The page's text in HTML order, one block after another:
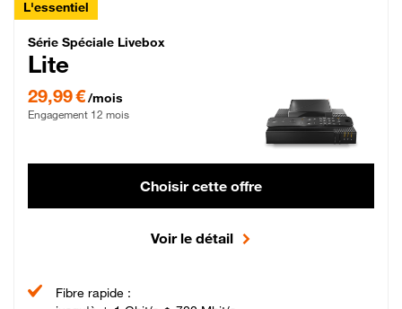
L'essentiel
Série Spéciale Livebox Lite Fibre
Série Spéciale Livebox
Lite
29,99 €/mois
Engagement 12 mois
Choisir cette offre
Voir le détail
Fibre rapide :